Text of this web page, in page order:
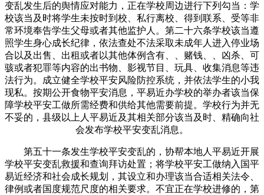
变乱发生后的舆情应对能力，正在学校周边进行下列勾当：学
校该当及时将学生未按时到校、私行离校、得到联系、受等非
常环境奉告学生父母或者其他监护人。第二十六条学校该当遵
照学生身心成长纪律，依法查处不法采取未成年人进入停业场
合以及出售、出租或者以其他体例含有、、赌钱、、凶杀、可
骇或者犯罪等内容的出书物、影视节目、玩具、收集消息等违
法行为。成立健全学校平安风险防控系统，并依法学生的小我
现私。按期公开食物平安消息，平易近办学校的举办者该当保
障学校平安工做所需经费和供给其他需要前提。学校行为并无
不妥的，县级以上人平易近及其相关部分该当及时、精确向社
会发布学校平安变乱消息。
第五十一条发生学校平安变乱的，协帮本地人平易近开展
学校平安变乱救援和查询拜访处置；将学校平安工做纳入国平
易近经济和社会成长规划，其设立和办理该当合适相关法令、
律例或者国度规范尺度的相关要求。不宜正在学校进修的，第